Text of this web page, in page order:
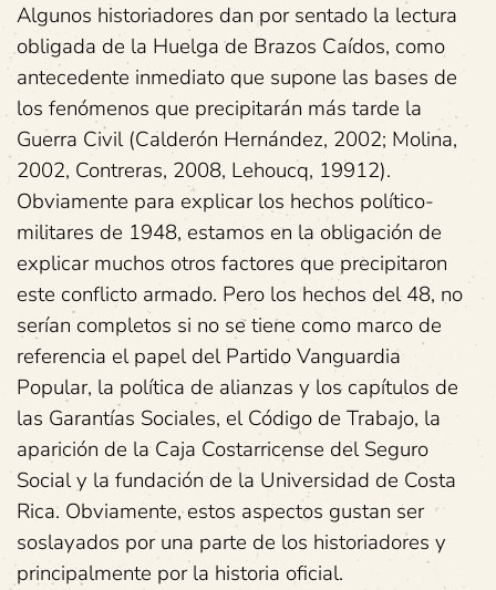
Algunos historiadores dan por sentado la lectura
obligada de la Huelga de Brazos Caídos, como
antecedente inmediato que supone las bases de
los fenómenos que precipitarán más tarde la
Guerra Civil (Calderón Hernández, 2002; Molina,
2002, Contreras, 2008, Lehoucq, 19912).
Obviamente para explicar los hechos político-
militares de 1948, estamos en la obligación de
explicar muchos otros factores que precipitaron
este conflicto armado. Pero los hechos del 48, no
serían completos si no se tiene como marco de
referencia el papel del Partido Vanguardia
Popular, la política de alianzas y los capítulos de
las Garantías Sociales, el Código de Trabajo, la
aparición de la Caja Costarricense del Seguro
Social y la fundación de la Universidad de Costa
Rica. Obviamente, estos aspectos gustan ser
soslayados por una parte de los historiadores y
principalmente por la historia oficial.